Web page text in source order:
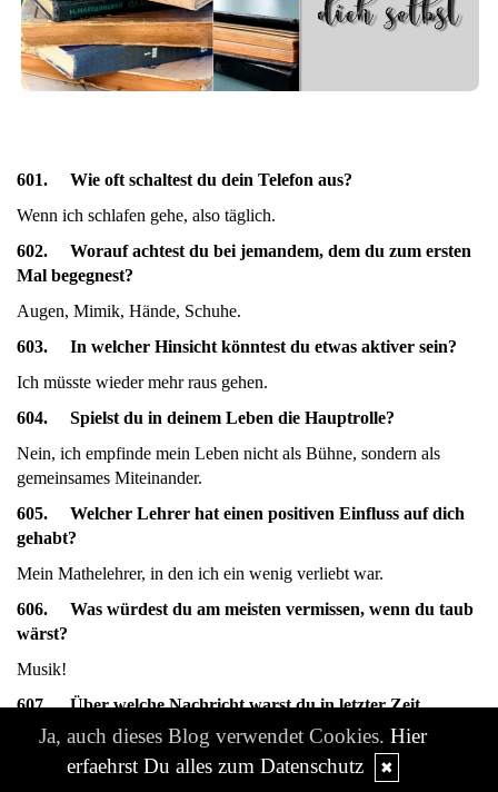
601. Wie oft schaltest du dein Telefon aus?
Wenn ich schlafen gehe, also täglich.
602. Worauf achtest du bei jemandem, dem du zum ersten
Mal begegnest?
Augen, Mimik, Hände, Schuhe.
603. In welcher Hinsicht könntest du etwas aktiver sein?
Ich müsste wieder mehr raus gehen.
604. Spielst du in deinem Leben die Hauptrolle?
Nein, ich empfinde mein Leben nicht als Bühne, sondern als
gemeinsames Miteinander.
605. Welcher Lehrer hat einen positiven Einfluss auf dich
gehabt?
Mein Mathelehrer, in den ich ein wenig verliebt war.
606. Was würdest du am meisten vermissen, wenn du taub
wärst?
Musik!
607. Über welche Nachricht warst du in letzter Zeit
erstaunt (erschrocken)?
Über den Tod vonUte Kast!
Ja, auch dieses Blog verwendet Cookies. Hier
erfaehrst Du alles zum Datenschutz
✖